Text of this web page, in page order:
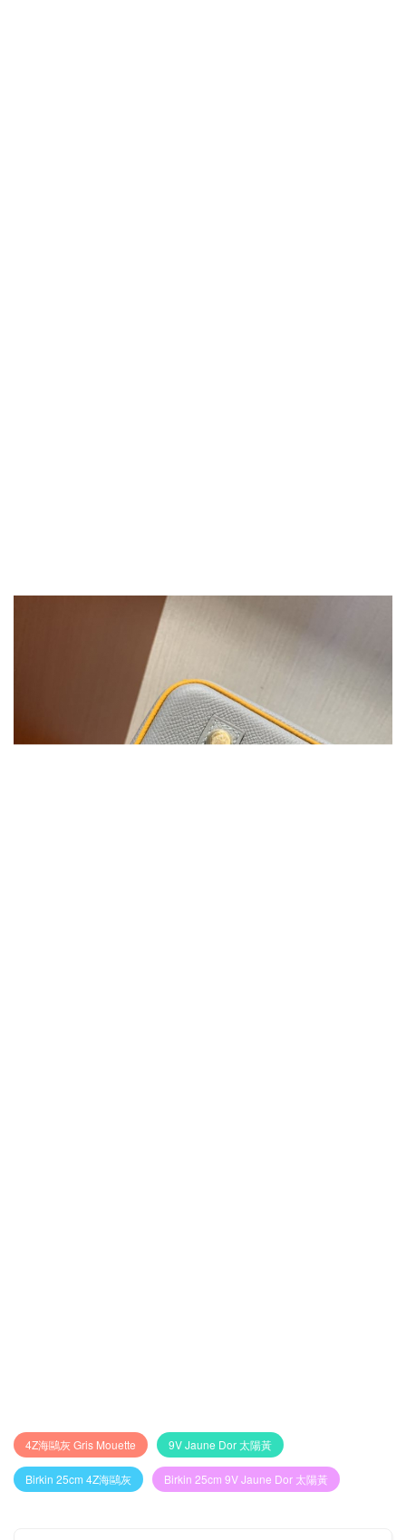
4Z海鷗灰 Gris Mouette 9V Jaune Dor 太陽黃
Birkin 25cm 4Z海鷗灰 Birkin 25cm 9V Jaune Dor 太陽黃